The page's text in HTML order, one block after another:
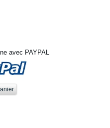
avec PAYPAL